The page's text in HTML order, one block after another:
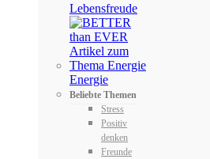
Lebensfreude
Energie
Beliebte Themen
Stress
Positiv
denken
Freunde